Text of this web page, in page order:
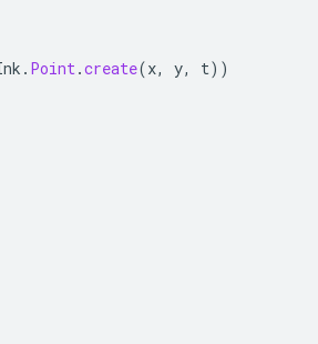
. Point.create(x, y, t))